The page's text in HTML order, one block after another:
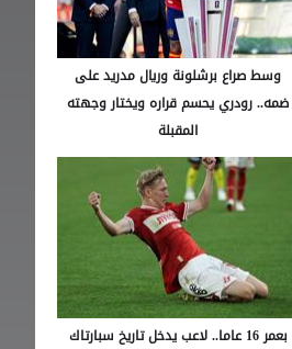
وسط صراع برشلونة وريال مدريد على
ضمه.. رودري يحسم قراره ويختار وجهته
المقبلة
بعمر 16 عاما.. لاعب يدخل تاريخ سبارتاك